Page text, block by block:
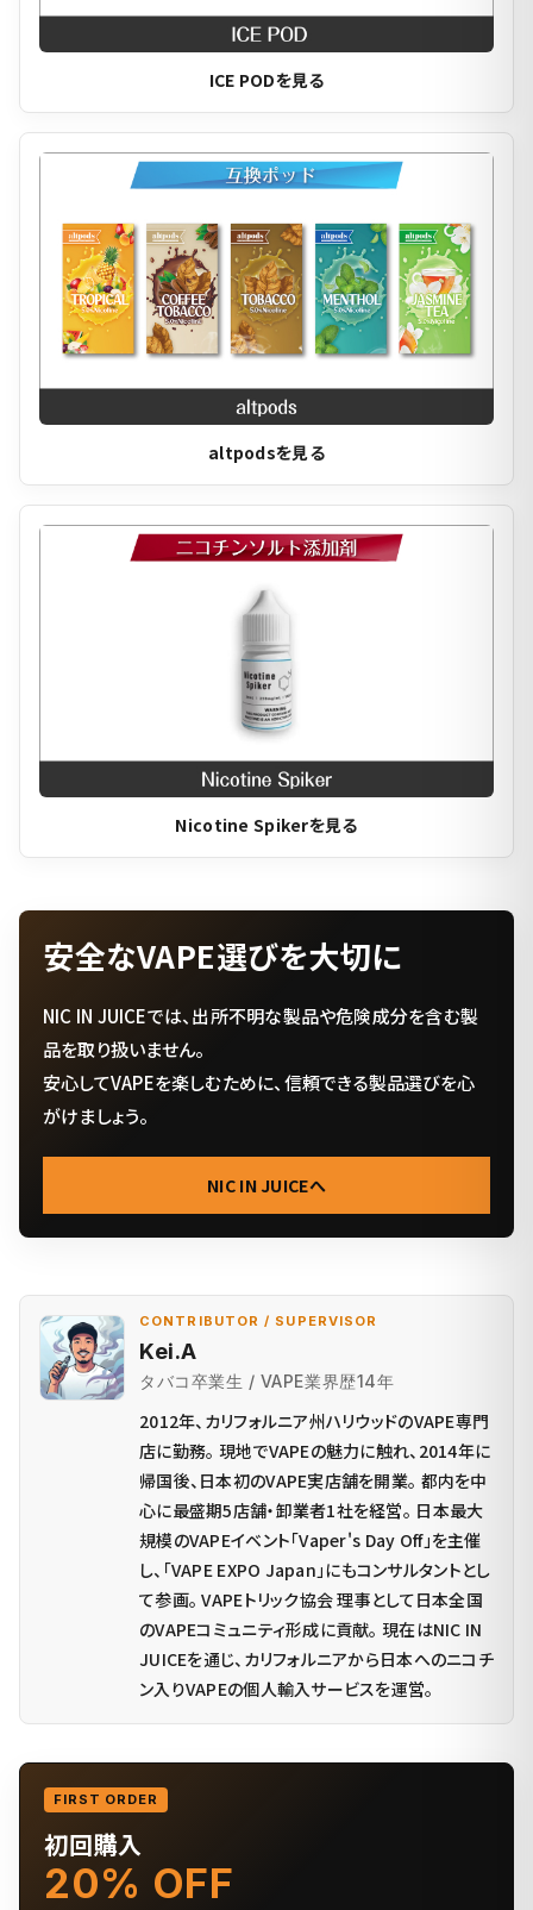
ICE PODを見る
altpodsを見る
Nicotine Spikerを見る
安全なVAPE選びを大切に
NIC IN JUICEでは、出所不明な製品や危険成分を含む製
品を取り扱いません。
安心してVAPEを楽しむために、信頼できる製品選びを心
がけましょう。
NIC IN JUICEへ
CONTRIBUTOR / SUPERVISOR
Kei.A
タバコ卒業生 / VAPE業界歴14年
2012年、カリフォルニア州ハリウッドのVAPE専門
店に勤務。 現地でVAPEの魅力に触れ、2014年に
帰国後、日本初のVAPE実店舗を開業。 都内を中
心に最盛期5店舗・卸業者1社を経営。 日本最大
規模のVAPEイベント「Vaper's Day Off」を主催
し、「VAPE EXPO Japan」にもコンサルタントとし
て参画。 VAPEトリック協会 理事として日本全国
のVAPEコミュニティ形成に貢献。 現在はNIC IN
JUICEを通じ、カリフォルニアから日本へのニコチ
ン入りVAPEの個人輸入サービスを運営。
FIRST ORDER
初回購入
20% OFF